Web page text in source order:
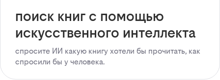
поиск книг с помощью
искусственного интеллекта
спросите ИИ какую книгу хотели бы прочитать, как
спросили бы у человека.